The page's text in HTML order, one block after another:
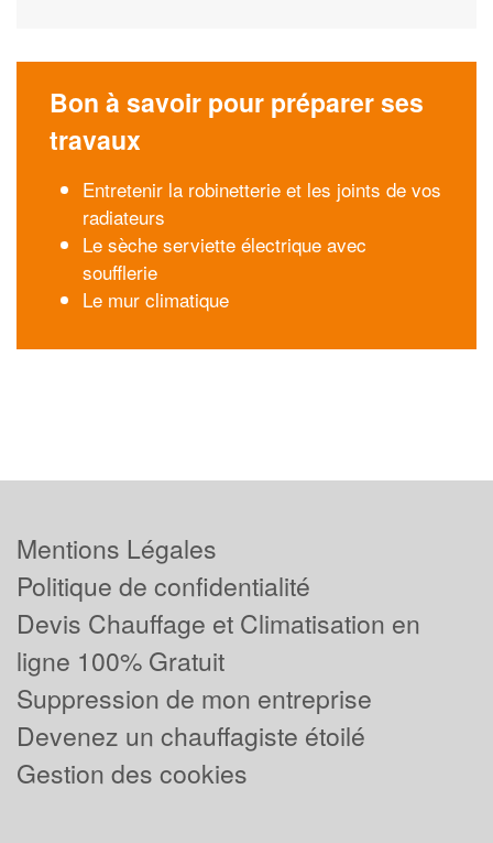
Bon à savoir pour préparer ses
travaux
Entretenir la robinetterie et les joints de vos
radiateurs
Le sèche serviette électrique avec
soufflerie
Le mur climatique
Mentions Légales
Politique de confidentialité
Devis Chauffage et Climatisation en
ligne 100% Gratuit
Suppression de mon entreprise
Devenez un chauffagiste étoilé
Gestion des cookies